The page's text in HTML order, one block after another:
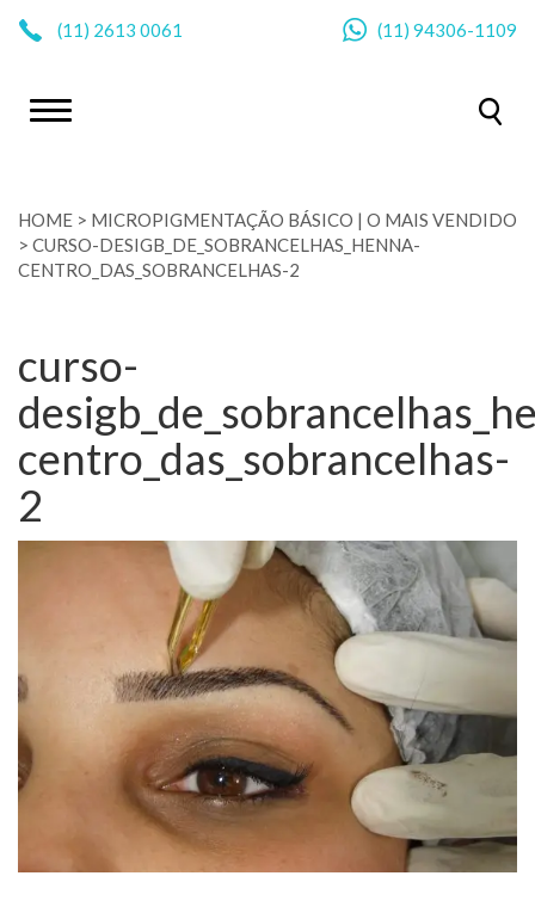
(11) 2613 0061 (11) 94306-1109
HOME > MICROPIGMENTAÇÃO BÁSICO | O MAIS VENDIDO
> CURSO-DESIGB_DE_SOBRANCELHAS_HENNA-
CENTRO_DAS_SOBRANCELHAS-2
curso-
centro_das_sobrancelhas-
2